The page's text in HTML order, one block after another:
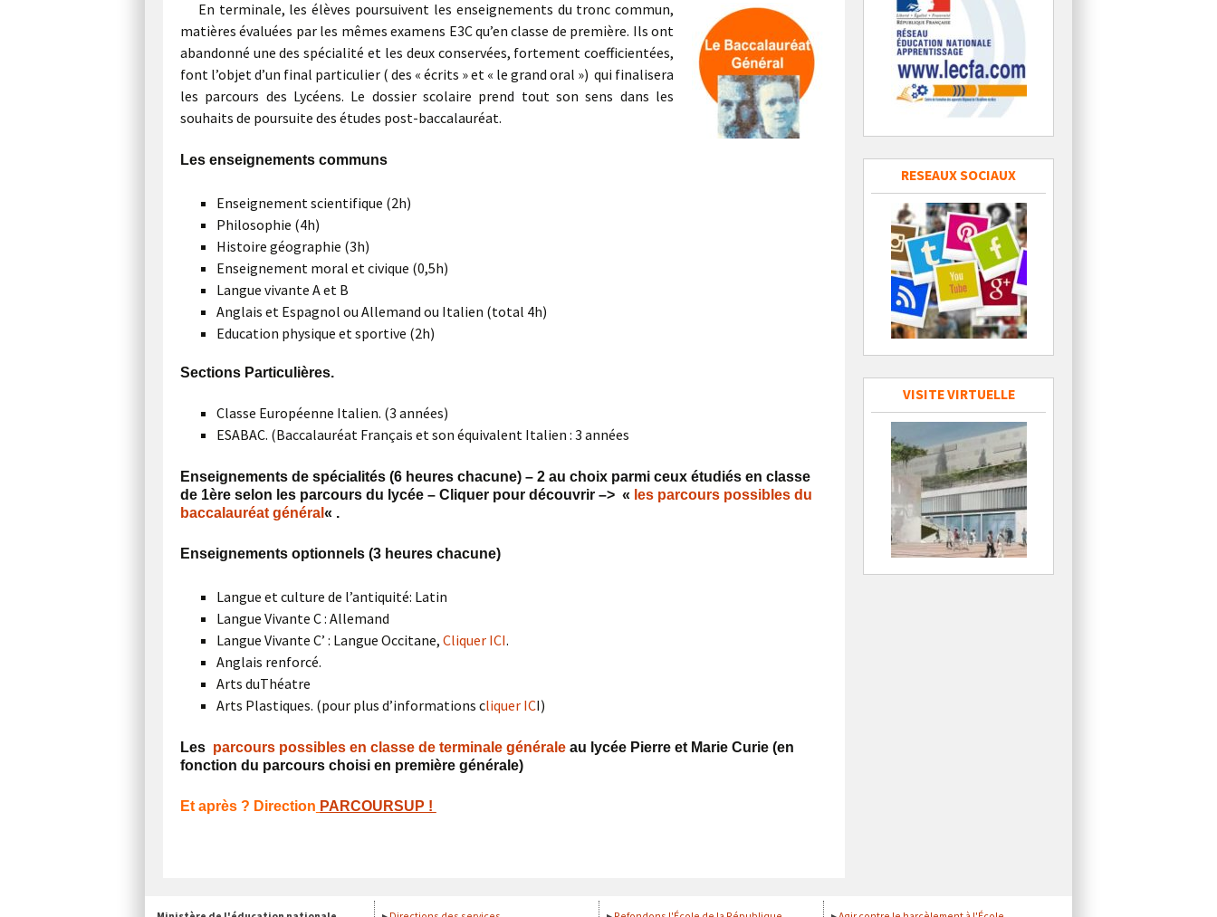
En terminale, les élèves poursuivent les enseignements du tronc commun,
matières évaluées par les mêmes examens E3C qu’en classe de première. Ils ont
abandonné une des spécialité et les deux conservées, fortement coefficientées,
font l’objet d’un final particulier ( des « écrits » et « le grand oral ») qui finalisera
les parcours des Lycéens. Le dossier scolaire prend tout son sens dans les
souhaits de poursuite des études post-baccalauréat.
Les enseignements communs
Enseignement scientifique (2h)
Philosophie (4h)
Histoire géographie (3h)
Enseignement moral et civique (0,5h)
Langue vivante A et B
Anglais et Espagnol ou Allemand ou Italien (total 4h)
Education physique et sportive (2h)
Sections Particulières.
Classe Européenne Italien. (3 années)
ESABAC. (Baccalauréat Français et son équivalent Italien : 3 années
Enseignements de spécialités (6 heures chacune) – 2 au choix parmi ceux étudiés en classe
de 1ère selon les parcours du lycée – Cliquer pour découvrir –> « les parcours possibles du
baccalauréat général « .
Enseignements optionnels (3 heures chacune)
Langue et culture de l’antiquité: Latin
Langue Vivante C : Allemand
Langue Vivante C’ : Langue Occitane, Cliquer ICI.
Anglais renforcé.
Arts duThéatre
Arts Plastiques. (pour plus d’informations cliquer ICI)
Les parcours possibles en classe de terminale généraleau lycée Pierre et Marie Curie (en
fonction du parcours choisi en première générale)
Et après ? Direction PARCOURSUP !
RESEAUX SOCIAUX
VISITE VIRTUELLE